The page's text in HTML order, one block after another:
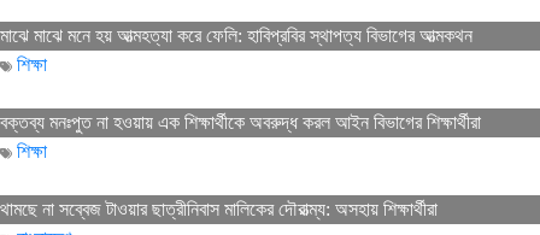
মাঝে মাঝে মনে হয় আত্মহত্যা করে ফেলি: হাবিপ্রবির স্থাপত্য বিভাগের আত্মকথন
শিক্ষা
বক্তব্য মনঃপুত না হওয়ায় এক শিক্ষার্থীকে অবরুদ্ধ করল আইন বিভাগের শিক্ষার্থীরা
শিক্ষা
থামছে না সব্বেজ টাওয়ার ছাত্রীনিবাস মালিকের দৌরাত্ম্য: অসহায় শিক্ষার্থীরা